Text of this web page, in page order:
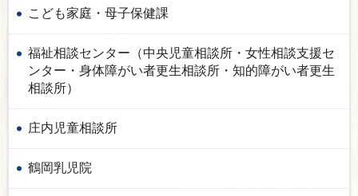
こども家庭・母子保健課
福祉相談センター（中央児童相談所・女性相談支援セ
ンター・身体障がい者更生相談所・知的障がい者更生
相談所）
庄内児童相談所
鶴岡乳児院